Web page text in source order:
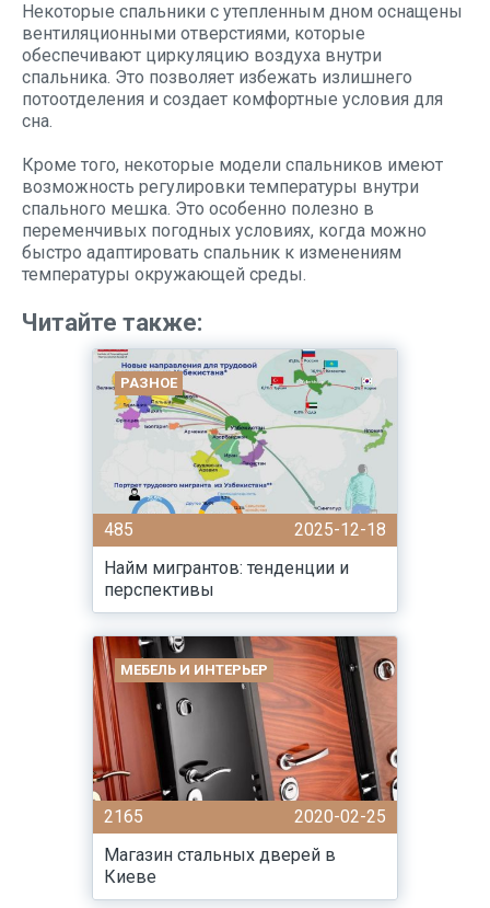
Некоторые спальники с утепленным дном оснащены
вентиляционными отверстиями, которые
обеспечивают циркуляцию воздуха внутри
спальника. Это позволяет избежать излишнего
потоотделения и создает комфортные условия для
сна.
Кроме того, некоторые модели спальников имеют
возможность регулировки температуры внутри
спального мешка. Это особенно полезно в
переменчивых погодных условиях, когда можно
быстро адаптировать спальник к изменениям
температуры окружающей среды.
Читайте также:
РАЗНОЕ
485
2025-12-18
Найм мигрантов: тенденции и
перспективы
МЕБЕЛЬ И ИНТЕРЬЕР
2165
2020-02-25
Магазин стальных дверей в
Киеве